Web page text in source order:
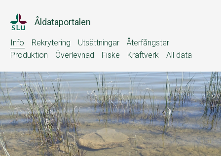
Åldataportalen
Info Rekrytering Utsättningar
Återfångster
Produktion
Överlevnad Fiske Kraftverk All data